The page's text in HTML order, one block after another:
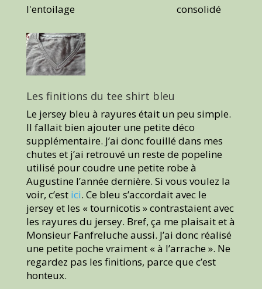
l'entoilage
consolidé
Les finitions du tee shirt bleu
Le jersey bleu à rayures était un peu simple.
Il fallait bien ajouter une petite déco
supplémentaire. J’ai donc fouillé dans mes
chutes et j’ai retrouvé un reste de popeline
utilisé pour coudre une petite robe à
Augustine l’année dernière. Si vous voulez la
voir, c’est ici. Ce bleu s’accordait avec le
jersey et les « tournicotis » contrastaient avec
les rayures du jersey. Bref, ça me plaisait et à
Monsieur Fanfreluche aussi. J’ai donc réalisé
une petite poche vraiment « à l’arrache ». Ne
regardez pas les finitions, parce que c’est
honteux.